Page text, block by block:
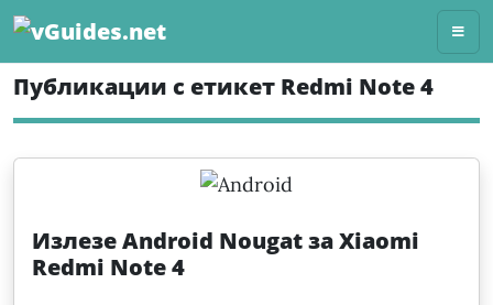
Skip
content
Публикации с етикет Redmi Note 4
Излезе Android Nougat за Xiaomi
Redmi Note 4